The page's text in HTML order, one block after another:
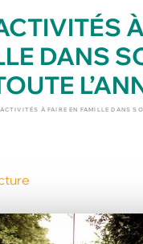
DANS
À FAIRE EN FAMILLE DANS